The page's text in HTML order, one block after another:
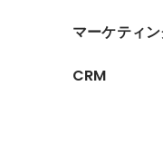
マーケティ
CRM